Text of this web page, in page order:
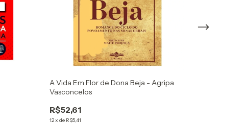
A Vida Em Flor de Dona Beja - Agripa
Vasconcelos
R$52,61
12x de R$5,41